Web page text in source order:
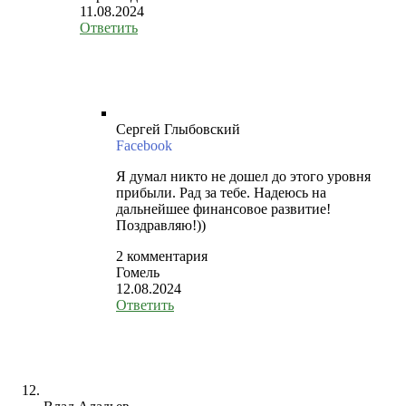
11.08.2024
Ответить
Сергей Глыбовский
Facebook
Я думал никто не дошел до этого уровня
прибыли. Рад за тебе. Надеюсь на
дальнейшее финансовое развитие!
Поздравляю!))
2 комментария
Гомель
12.08.2024
Ответить